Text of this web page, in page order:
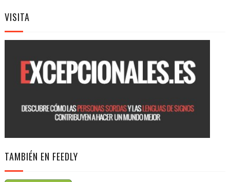
VISITA
TAMBIÉN EN FEEDLY